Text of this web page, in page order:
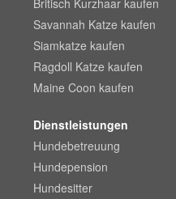
Britisch Kurzhaar kaufen
Savannah Katze kaufen
Siamkatze kaufen
Ragdoll Katze kaufen
Maine Coon kaufen
Dienstleistungen
Hundebetreuung
Hundepension
Hundesitter